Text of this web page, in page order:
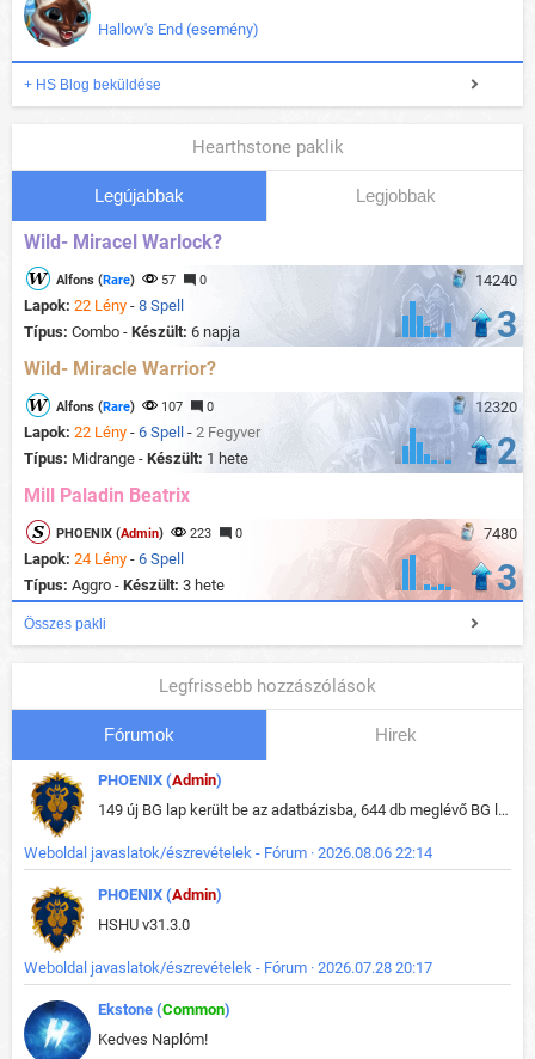
Hallow's End (esemény)
+ HS Blog beküldése
Hearthstone paklik
Legújabbak Legjobbak
Wild- Miracel Warlock?
14240
Alfons (Rare) 57 0
Lapok: 22 Lény - 8 Spell
Típus: Combo - Készült: 6 napja 3
Wild- Miracle Warrior?
12320
Alfons (Rare) 107 0
Lapok: 22 Lény - 6 Spell - 2 Fegyver
Típus: Midrange - Készült: 1 hete 2
Mill Paladin Beatrix
7480
PHOENIX (Admin) 223 0
Lapok: 24 Lény - 6 Spell
Típus: Aggro - Készült: 3 hete 3
Összes pakli
Legfrissebb hozzászólások
Fórumok Hirek
PHOENIX (Admin)
149 új BG lap került be az adatbázisba, 644 db meglévő BG lap módosult, bekerültek az új képek a megváltozott lapokhoz is.
Weboldal javaslatok/észrevételek - Fórum · 2026.08.06 22:14
PHOENIX (Admin)
HSHU v31.3.0
Weboldal javaslatok/észrevételek - Fórum · 2026.07.28 20:17
Ekstone (Common)
Kedves Naplóm!